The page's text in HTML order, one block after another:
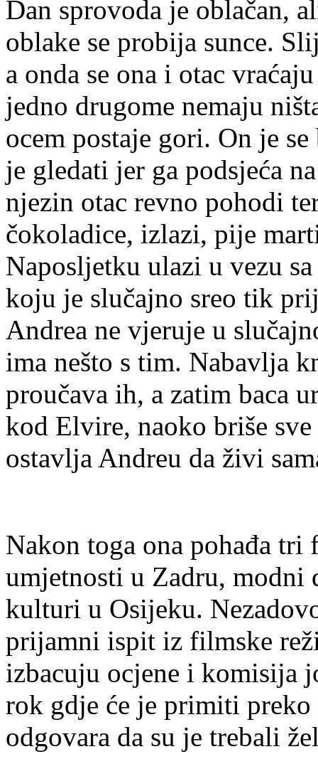
Dan sprovoda je oblačan,
oblake se probija sunce.
a onda se ona i otac
jedno drugome nemaju
ocem postaje gori. On je
je gledati jer ga podsjeća
njezin otac revno pohodi
čokoladice, izlazi, pije
Naposljetku ulazi u vezu
koju je slučajno sreo tik
Andrea ne vjeruje u
ima nešto s tim. Nabavlja
proučava ih, a zatim baca
kod Elvire, naoko briše
ostavlja Andreu da živi
Nakon toga ona pohađa
umjetnosti u Zadru, modni
kulturi u Osijeku.
prijamni ispit iz filmske
izbacuju ocjene i komisija
rok gdje će je primiti preko
odgovara da su je trebali